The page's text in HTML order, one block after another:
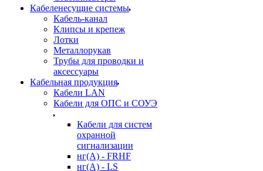
Кабеленесущие системы
Кабель-канал
Клипсы и крепеж
Лотки
Металлорукав
Трубы для проводки и
аксессуары
Кабельная продукция
Кабели LAN
Кабели для ОПС и СОУЭ
Кабели для систем
охранной
сигнализации
нг(A) - FRHF
нг(A) - LS